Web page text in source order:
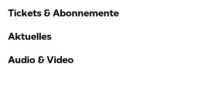
Tickets & Abonnemente
Aktuelles
Audio & Video